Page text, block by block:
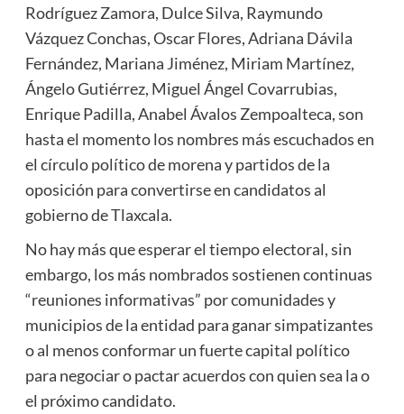
Rodríguez Zamora, Dulce Silva, Raymundo
Vázquez Conchas, Oscar Flores, Adriana Dávila
Fernández, Mariana Jiménez, Miriam Martínez,
Ángelo Gutiérrez, Miguel Ángel Covarrubias,
Enrique Padilla, Anabel Ávalos Zempoalteca, son
hasta el momento los nombres más escuchados en
el círculo político de morena y partidos de la
oposición para convertirse en candidatos al
gobierno de Tlaxcala.
No hay más que esperar el tiempo electoral, sin
embargo, los más nombrados sostienen continuas
“reuniones informativas” por comunidades y
municipios de la entidad para ganar simpatizantes
o al menos conformar un fuerte capital político
para negociar o pactar acuerdos con quien sea la o
el próximo candidato.